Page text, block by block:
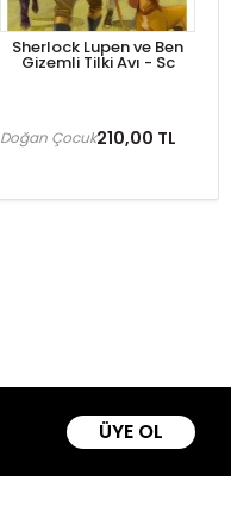
Sherlock Lupen ve Ben
Gizemli Tilki Avı - Sc
210,00 TL
Doğan Çocuk
ÜYE OL